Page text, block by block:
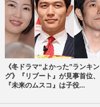
《冬ドラマ“よかった”ランキン
グ》『リブート』が見事首位、
『未来のムスコ』は子役...